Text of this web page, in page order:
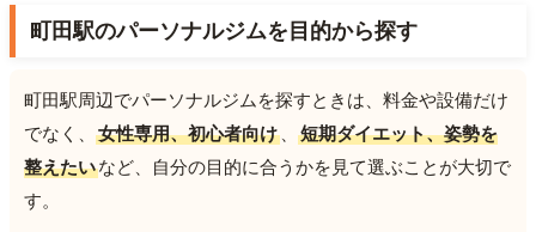
町田駅のパーソナルジムを目的から探す
町田駅周辺でパーソナルジムを探すときは、料金や設備だけ
でなく、
女性専用、初心者向け 、
短期ダイエット、姿勢を
整えたいなど、自分の目的に合うかを見て選ぶことが大切で
す。